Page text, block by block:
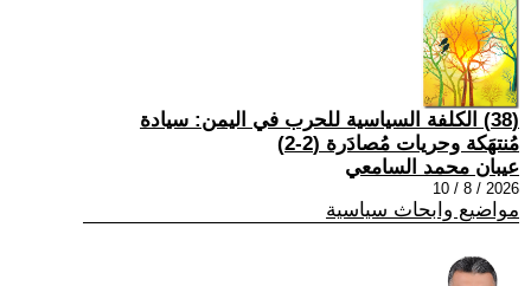
(38) الكلفة السياسية للحرب في اليمن: سيادة
مُنتهَكة وحريات مُصادَرة (2-2)
عيبان محمد السامعي
2026 / 8 / 10
مواضيع وابحاث سياسية